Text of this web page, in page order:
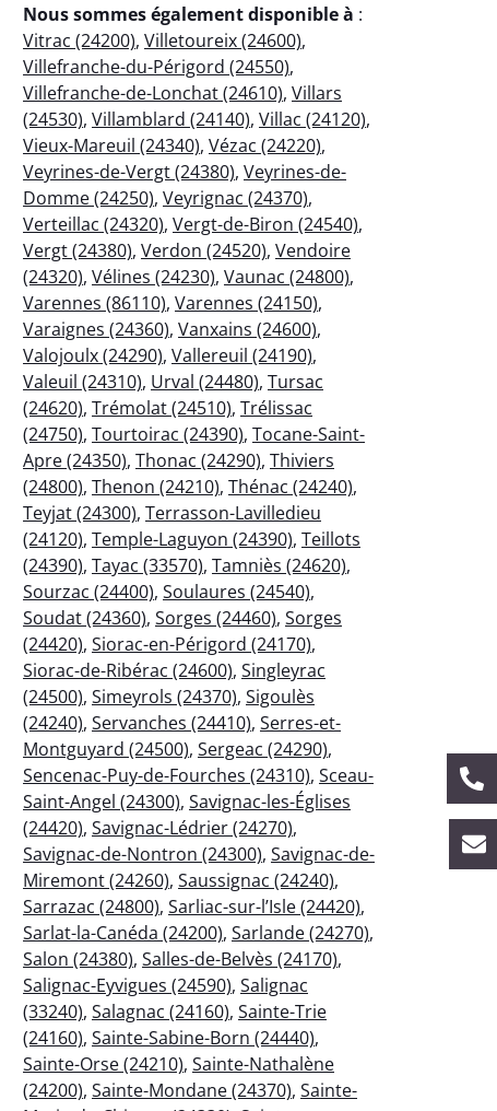
Nous sommes également disponible à :
Vitrac (24200), Villetoureix (24600),
Villefranche-du-Périgord (24550),
Villefranche-de-Lonchat (24610), Villars
(24530), Villamblard (24140), Villac (24120),
Vieux-Mareuil (24340), Vézac (24220),
Veyrines-de-Vergt (24380), Veyrines-de-
Domme (24250), Veyrignac (24370),
Verteillac (24320), Vergt-de-Biron (24540),
Vergt (24380), Verdon (24520), Vendoire
(24320), Vélines (24230), Vaunac (24800),
Varennes (86110), Varennes (24150),
Varaignes (24360), Vanxains (24600),
Valojoulx (24290), Vallereuil (24190),
Valeuil (24310), Urval (24480), Tursac
(24620), Trémolat (24510), Trélissac
(24750), Tourtoirac (24390), Tocane-Saint-
Apre (24350), Thonac (24290), Thiviers
(24800), Thenon (24210), Thénac (24240),
Teyjat (24300), Terrasson-Lavilledieu
(24120), Temple-Laguyon (24390), Teillots
(24390), Tayac (33570), Tamniès (24620),
Sourzac (24400), Soulaures (24540),
Soudat (24360), Sorges (24460), Sorges
(24420), Siorac-en-Périgord (24170),
Siorac-de-Ribérac (24600), Singleyrac
(24500), Simeyrols (24370), Sigoulès
(24240), Servanches (24410), Serres-et-
Montguyard (24500), Sergeac (24290),
Sencenac-Puy-de-Fourches (24310), Sceau-
Saint-Angel (24300), Savignac-les-Églises
(24420), Savignac-Lédrier (24270),
Savignac-de-Nontron (24300), Savignac-de-
Miremont (24260), Saussignac (24240),
Sarrazac (24800), Sarliac-sur-l’Isle (24420),
Sarlat-la-Canéda (24200), Sarlande (24270),
Salon (24380), Salles-de-Belvès (24170),
Salignac-Eyvigues (24590), Salignac
(33240), Salagnac (24160), Sainte-Trie
(24160), Sainte-Sabine-Born (24440),
Sainte-Orse (24210), Sainte-Nathalène
(24200), Sainte-Mondane (24370), Sainte-